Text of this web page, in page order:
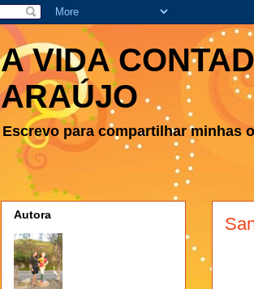
A VIDA
ARAÚJO
Escrevo para compartilhar minhas
Autora